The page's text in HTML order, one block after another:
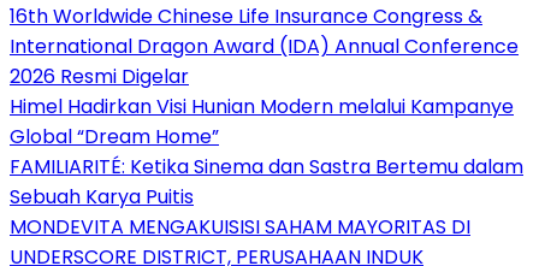
16th Worldwide Chinese Life Insurance Congress &
International Dragon Award (IDA) Annual Conference
2026 Resmi Digelar
Himel Hadirkan Visi Hunian Modern melalui Kampanye
Global “Dream Home”
FAMILIARITÉ: Ketika Sinema dan Sastra Bertemu dalam
Sebuah Karya Puitis
MONDEVITA MENGAKUISISI SAHAM MAYORITAS DI
UNDERSCORE DISTRICT, PERUSAHAAN INDUK